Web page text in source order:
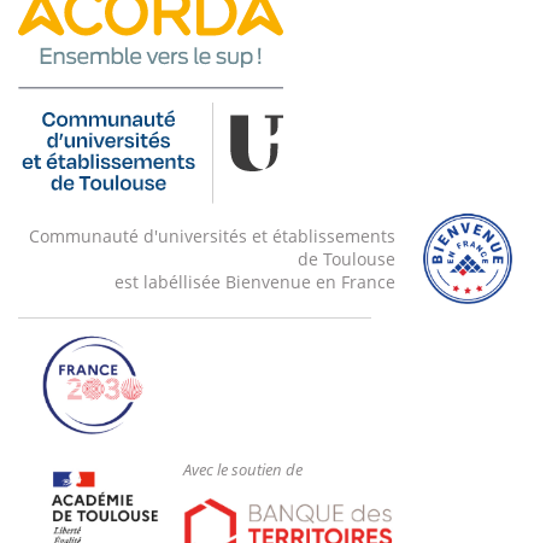
Communauté d'universités et établissements
de Toulouse
est labéllisée Bienvenue en France
Avec le soutien de